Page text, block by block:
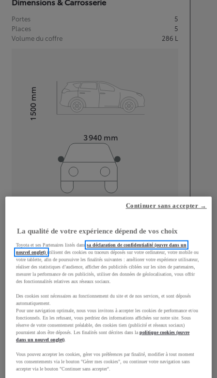
Portes
5
Places
5
Volume du coffre
286 L
3 940 mm
Hauteur1 500
mm
Consommation mixte
Consommation mixte 4,2 L/100 km
Émissions CO2
g/km
Performances
Vitesse maximale 175km/h
Accélération 0-100km/h
9,2secondes
Transmission
La qualité de votre expérience dépend de vos choix
Toyota et ses Partenaires listés danssa déclaration de confidentialité (ouvre dans un
nouvel onglet)utilisent des cookies ou traceurs déposés sur votre ordinateur, votre mobile ou
votre tablette, afin de poursuivre les finalités suivantes : améliorer votre expérience utilisateur,
réaliser des statistiques d’audience, afficher des publicités ciblées sur les sites de partenaires,
mesurer la performance de ces publicités, utiliser des données de géolocalisation, vous offrir
des fonctionnalités relatives aux réseaux sociaux.
Des cookies sont nécessaires au fonctionnement du site et de nos services, et sont déposés
automatiquement.
Pour une navigation optimale, nous vous invitons à accepter les cookies de performance et/ou
fonctionnels. En les refusant, vous perdriez des informations affichées sur notre site. Sous
réserve de votre consentement préalable, des cookies tiers (publicité et réseaux sociaux)
pourraient alors être déposés. Les finalités sont décrites dans lapolitique cookies (ouvre
dans un nouvel onglet).
Vous pouvez accepter les cookies, gérer vos préférences par finalité, modifier à tout moment
vos consentements via le bouton "Gérer mes cookies", ou continuer votre navigation sans
accepter via le bouton "Continuer sans accepter".
Continuer sans accepter →